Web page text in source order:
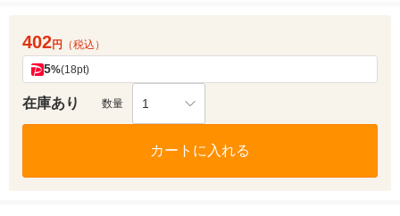
402円 （税込）
5%(18pt)
在庫あり 数量 1
カートに入れる